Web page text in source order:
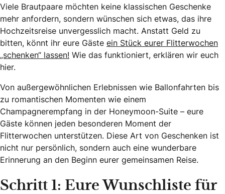
Viele Brautpaare möchten keine klassischen Geschenke
mehr anfordern, sondern wünschen sich etwas, das ihre
Hochzeitsreise unvergesslich macht. Anstatt Geld zu
bitten, könnt ihr eure Gäste ein Stück eurer Flitterwochen
„schenken“ lassen! Wie das funktioniert, erklären wir euch
hier.
Von außergewöhnlichen Erlebnissen wie Ballonfahrten bis
zu romantischen Momenten wie einem
Champagnerempfang in der Honeymoon-Suite – eure
Gäste können jeden besonderen Moment der
Flitterwochen unterstützen. Diese Art von Geschenken ist
nicht nur persönlich, sondern auch eine wunderbare
Erinnerung an den Beginn eurer gemeinsamen Reise.
Schritt 1: Eure Wunschliste für